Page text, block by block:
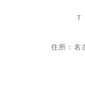
Ｔ
住所：名